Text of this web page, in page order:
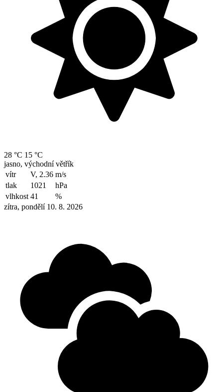
28 °C 15 °C
jasno, východní větřík
vítr
V, 2.36 m/s
tlak
1021
hPa
vlhkost 41
%
zítra, pondělí 10. 8. 2026